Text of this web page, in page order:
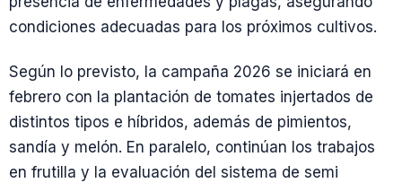
condiciones adecuadas para los próximos cultivos.
Según lo previsto, la campaña 2026 se iniciará en
febrero con la plantación de tomates injertados de
distintos tipos e híbridos, además de pimientos,
sandía y melón. En paralelo, continúan los trabajos
en frutilla y la evaluación del sistema de semi